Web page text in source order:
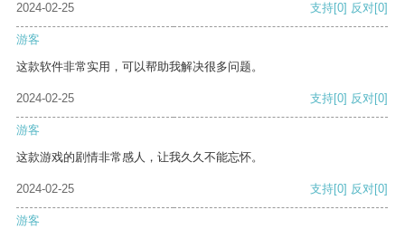
2024-02-25
支持[0] 反对[0]
游客
这款软件非常实用，可以帮助我解决很多问题。
2024-02-25 支持[0] 反对[0]
游客
这款游戏的剧情非常感人，让我久久不能忘怀。
2024-02-25 支持[0] 反对[0]
游客